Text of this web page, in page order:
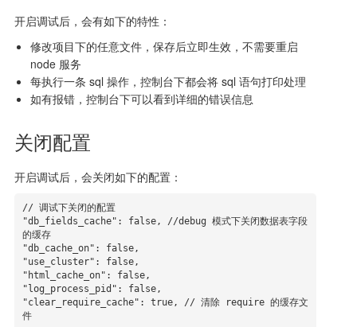
开启调试后，会有如下的特性：
修改项目下的任意文件，保存后立即生效，不需要重启
node 服务
每执行一条 sql 操作，控制台下都会将 sql 语句打印处理
如有报错，控制台下可以看到详细的错误信息
关闭配置
开启调试后，会关闭如下的配置：
// 调试下关闭的配置
"db_fields_cache": false, //debug 模式下关闭数据表字段
的缓存
"db_cache_on": false,
"use_cluster": false,
"html_cache_on": false,
"log_process_pid": false,
"clear_require_cache": true, // 清除 require 的缓存文
件